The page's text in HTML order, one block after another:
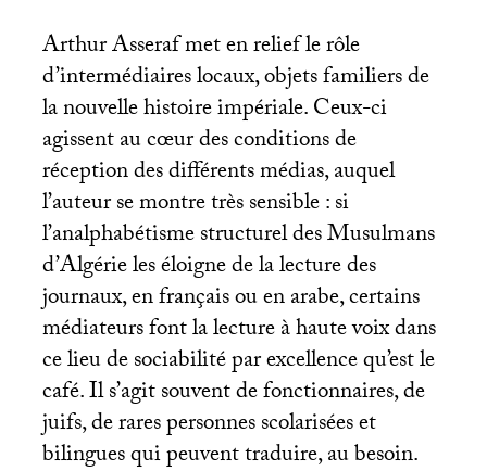
Arthur Asseraf met en relief le rôle
d’intermédiaires locaux, objets familiers de
la nouvelle histoire impériale. Ceux-ci
agissent au cœur des conditions de
réception des différents médias, auquel
l’auteur se montre très sensible : si
l’analphabétisme structurel des Musulmans
d’Algérie les éloigne de la lecture des
journaux, en français ou en arabe, certains
médiateurs font la lecture à haute voix dans
ce lieu de sociabilité par excellence qu’est le
café. Il s’agit souvent de fonctionnaires, de
juifs, de rares personnes scolarisées et
bilingues qui peuvent traduire, au besoin.